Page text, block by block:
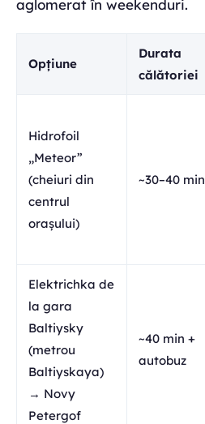
aglomerat în weekenduri.
Opțiune
Durata
călătoriei
Hidrofoil
„Meteor”
(cheiuri din
centrul
orașului)
~30–40 min
Elektrichka de
la gara
Baltiysky
(metrou
Baltiyskaya)
→ Novy
Petergof
~40 min +
autobuz